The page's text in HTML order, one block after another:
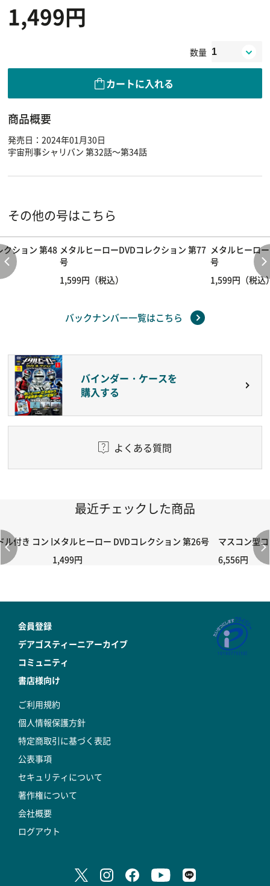
1,499円
数量
カートに入れる
商品概要
発売日：2024年01月30日
宇宙刑事シャリバン 第32話～第34話
その他の号はこちら
クション 第48 メタルヒーローDVDコレクション 第77
号
1,599円（税込）
メタルヒーロ
号
1,599円（税込
バックナンバー一覧はこちら
バインダー・ケースを
購入する
よくある質問
最近チェックした商品
付き コントローラー＆ポイント切り替えスイッチRC-02/C002 /
メタルヒーロー DVDコレクション 第26号
1,499円
マスコン型
6,556円
会員登録
デアゴスティーニアーカイブ
コミュニティ
書店様向け
ご利用規約
個人情報保護方針
特定商取引に基づく表記
公表事項
セキュリティについて
著作権について
会社概要
ログアウト